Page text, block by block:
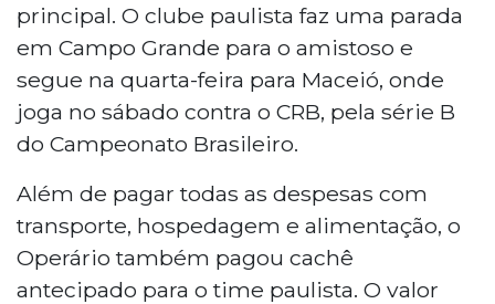
principal. O clube paulista faz uma parada
em Campo Grande para o amistoso e
segue na quarta-feira para Maceió, onde
joga no sábado contra o CRB, pela série B
do Campeonato Brasileiro.
Além de pagar todas as despesas com
transporte, hospedagem e alimentação, o
Operário também pagou cachê
antecipado para o time paulista. O valor